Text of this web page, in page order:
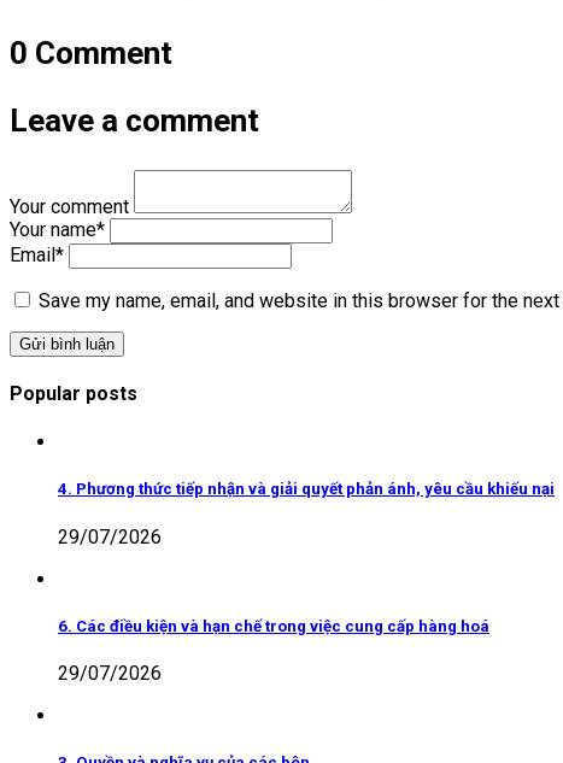
viết
0 Comment
Leave a comment
Your comment
Your name*
Email*
Save my name, email, and website in this browser for the
Popular posts
4. Phương thức tiếp nhận và giải quyết phản ánh, yêu cầu khiếu nại
29/07/2026
6. Các điều kiện và hạn chế trong việc cung cấp hàng hoá
29/07/2026